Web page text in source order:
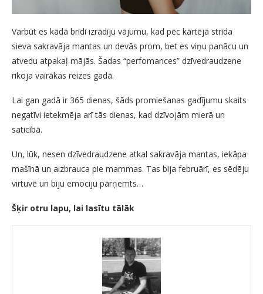
Varbūt es kādā brīdī izrādīju vājumu, kad pēc kārtējā strīda
sieva sakravāja mantas un devās prom, bet es viņu panācu un
atvedu atpakaļ mājās. Šadas “perfomances” dzīvedraudzene
rīkoja vairākas reizes gadā.
Lai gan gadā ir 365 dienas, šāds promiešanas gadījumu skaits
negatīvi ietekmēja arī tās dienas, kad dzīvojām mierā un
saticībā.
Un, lūk, nesen dzīvedraudzene atkal sakravāja mantas, iekāpa
mašīnā un aizbrauca pie mammas. Tas bija februārī, es sēdēju
virtuvē un biju emociju pārņemts…
Šķir otru lapu, lai lasītu tālāk